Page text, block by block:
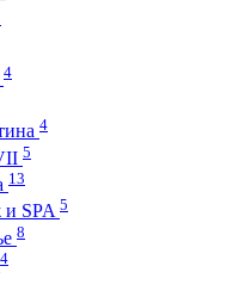
4
4
5
13
SPA 5
8
4